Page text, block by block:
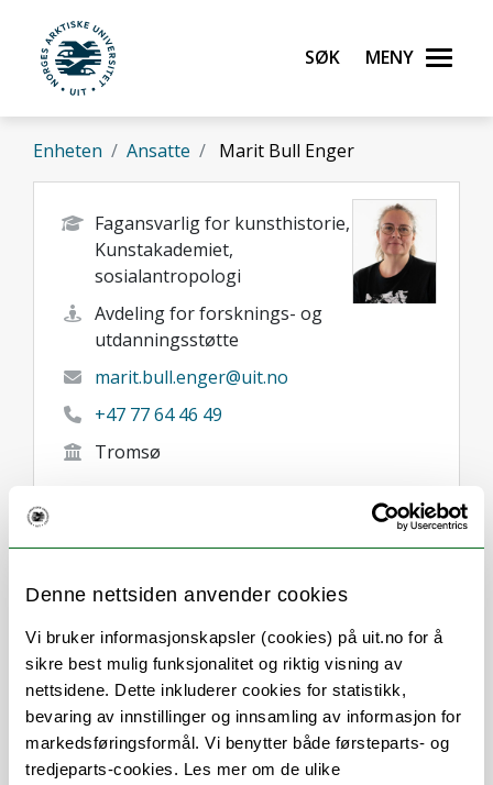
Denne nettsiden anvender cookies
Vi bruker informasjonskapsler (cookies) på uit.no for å
sikre best mulig funksjonalitet og riktig visning av
nettsidene. Dette inkluderer cookies for statistikk,
bevaring av innstillinger og innsamling av informasjon for
markedsføringsformål. Vi benytter både førsteparts- og
tredjeparts-cookies. Les mer om de ulike
Gå til hovedinnhold
UiT Norges arktiske universitet
Søk Meny
Enheten Ansatte Marit Bull Enger
Fagansvarlig for kunsthistorie,
Kunstakademiet,
sosialantropologi
Avdeling for forsknings- og
utdanningsstøtte
marit.bull.enger@uit.no
+47 77 64 46 49
Tromsø
Publikasjoner